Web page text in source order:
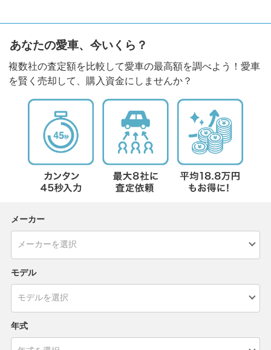
あなたの愛車、今いくら？
複数社の査定額を比較して愛車の最高額を調べよう！愛車
を賢く売却して、購入資金にしませんか？
メーカー
モデル
年式